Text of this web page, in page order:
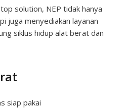
solution, NEP tidak hanya
juga menyediakan layanan
siklus hidup alat berat dan
siap pakai